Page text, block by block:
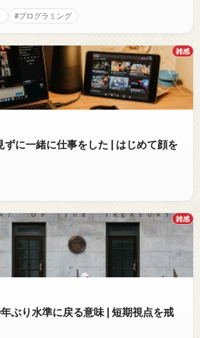
#プログラミング
雑感
ずに一緒に仕事をした | はじめて顔を
雑感
ぶり水準に戻る意味 | 短期視点を戒